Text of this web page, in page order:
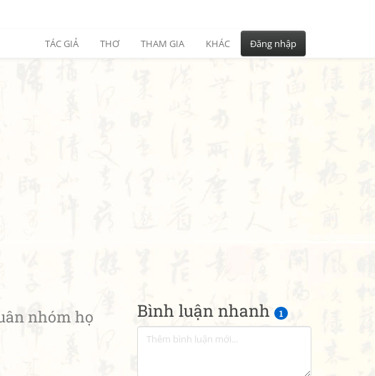
TÁC GIẢ THƠ THAM GIA KHÁC Đăng nhập
Bình luận nhanh 1
nhóm họ